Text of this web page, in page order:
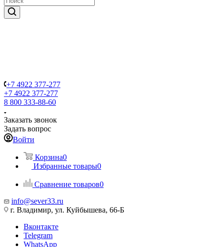
+7 4922 377-277
+7 4922 377-277
8 800 333-88-60
Заказать звонок
Задать вопрос
Войти
Корзина0
Избранные товары0
Сравнение товаров0
info@sever33.ru
г. Владимир, ул. Куйбышева, 66-Б
Вконтакте
Telegram
WhatsApp